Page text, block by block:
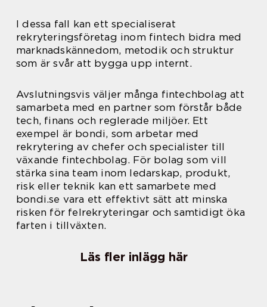
I dessa fall kan ett specialiserat
rekryteringsföretag inom fintech bidra med
marknadskännedom, metodik och struktur
som är svår att bygga upp internt.
Avslutningsvis väljer många fintechbolag att
samarbeta med en partner som förstår både
tech, finans och reglerade miljöer. Ett
exempel är bondi, som arbetar med
rekrytering av chefer och specialister till
växande fintechbolag. För bolag som vill
stärka sina team inom ledarskap, produkt,
risk eller teknik kan ett samarbete med
bondi.se vara ett effektivt sätt att minska
risken för felrekryteringar och samtidigt öka
farten i tillväxten.
Läs fler inlägg här